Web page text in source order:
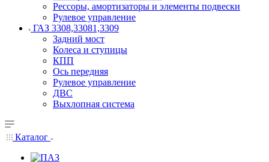
Рессоры, амортизаторы и элементы подвески
Рулевое управление
ГАЗ 3308,33081,3309
Задний мост
Колеса и ступицы
КПП
Ось передняя
Рулевое управление
ДВС
Выхлопная система
Каталог